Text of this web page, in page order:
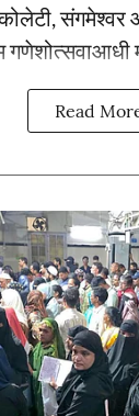
कोलेटी,
Read